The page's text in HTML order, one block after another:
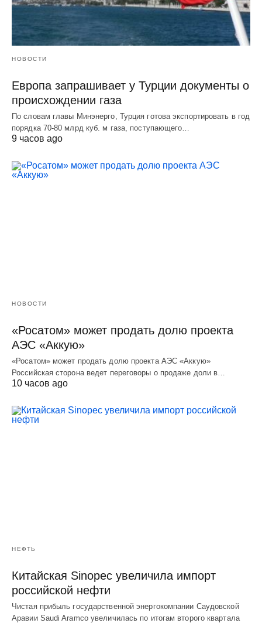
НОВОСТИ
Европа запрашивает у Турции документы о
происхождении газа
По словам главы Минэнерго, Турция готова экспортировать в год
порядка 70-80 млрд куб. м газа, поступающего…
9 часов ago
НОВОСТИ
«Росатом» может продать долю проекта
АЭС «Аккую»
«Росатом» может продать долю проекта АЭС «Аккую»
Российская сторона ведет переговоры о продаже доли в…
10 часов ago
НЕФТЬ
Китайская Sinopec увеличила импорт
российской нефти
Чистая прибыль государственной энергокомпании Саудовской
Аравии Saudi Aramco увеличилась по итогам второго квартала